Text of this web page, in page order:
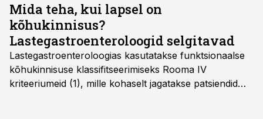
Mida teha, kui lapsel on
kõhukinnisus?
Lastegastroenteroloogid selgitavad
Lastegastroenteroloogias kasutatakse funktsionaalse
kõhukinnisuse klassifitseerimiseks Rooma IV
kriteeriumeid (1), mille kohaselt jagatakse patsiendid